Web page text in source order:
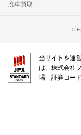
廃車買取
©
当サイトを運
は、株式会社
場 証券コード